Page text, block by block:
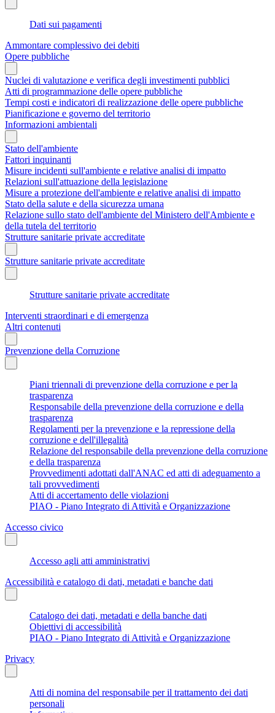
Dati sui pagamenti
Ammontare complessivo dei debiti
Opere pubbliche
Nuclei di valutazione e verifica degli investimenti pubblici
Atti di programmazione delle opere pubbliche
Tempi costi e indicatori di realizzazione delle opere pubbliche
Pianificazione e governo del territorio
Informazioni ambientali
Stato dell'ambiente
Fattori inquinanti
Misure incidenti sull'ambiente e relative analisi di impatto
Relazioni sull'attuazione della legislazione
Misure a protezione dell'ambiente e relative analisi di impatto
Stato della salute e della sicurezza umana
Relazione sullo stato dell'ambiente del Ministero dell'Ambiente e
della tutela del territorio
Strutture sanitarie private accreditate
Strutture sanitarie private accreditate
Strutture sanitarie private accreditate
Interventi straordinari e di emergenza
Altri contenuti
Prevenzione della Corruzione
Piani triennali di prevenzione della corruzione e per la
trasparenza
Responsabile della prevenzione della corruzione e della
trasparenza
Regolamenti per la prevenzione e la repressione della
corruzione e dell'illegalità
Relazione del responsabile della prevenzione della corruzione
e della trasparenza
Provvedimenti adottati dall'ANAC ed atti di adeguamento a
tali provvedimenti
Atti di accertamento delle violazioni
PIAO - Piano Integrato di Attività e Organizzazione
Accesso civico
Accesso agli atti amministrativi
Accessibilità e catalogo di dati, metadati e banche dati
Catalogo dei dati, metadati e della banche dati
Obiettivi di accessibilità
PIAO - Piano Integrato di Attività e Organizzazione
Privacy
Atti di nomina del responsabile per il trattamento dei dati
personali